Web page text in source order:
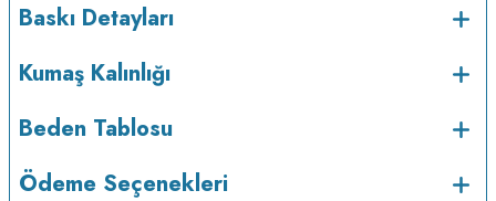
vermez. Kumaş Kalınlığı :
yıkanır.Kuru temizleme yapılmaz.
Baskı Detayları
Kumaş Kalınlığı
Beden Tablosu
Ödeme Seçenekleri